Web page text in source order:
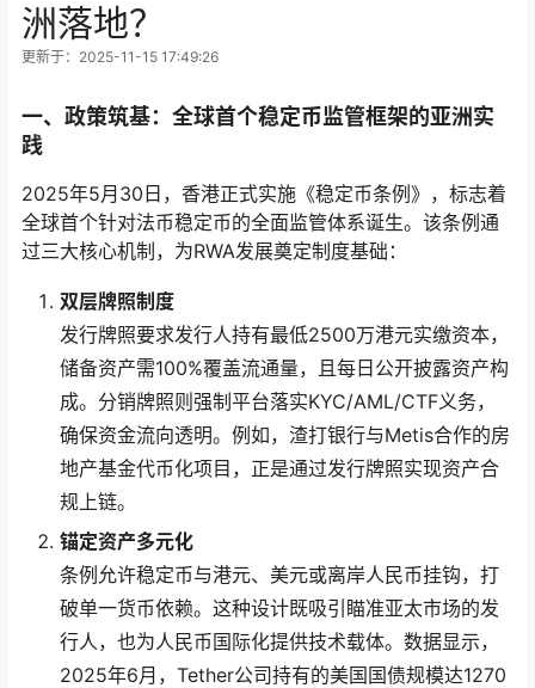
洲落地？
更新于：2025-11-15 17:49:26
一、政策筑基：全球首个稳定币监管框架的亚洲实
践
2025年5月30日，香港正式实施《稳定币条例》，标志着
全球首个针对法币稳定币的全面监管体系诞生。该条例通
过三大核心机制，为RWA发展奠定制度基础：
双层牌照制度
发行牌照要求发行人持有最低2500万港元实缴资本，
储备资产需100%覆盖流通量，且每日公开披露资产构
成。分销牌照则强制平台落实KYC/AML/CTF义务，
确保资金流向透明。例如，渣打银行与Metis合作的房
地产基金代币化项目，正是通过发行牌照实现资产合
规上链。
锚定资产多元化
条例允许稳定币与港元、美元或离岸人民币挂钩，打
破单一货币依赖。这种设计既吸引瞄准亚太市场的发
行人，也为人民币国际化提供技术载体。数据显示，
2025年6月，Tether公司持有的美国国债规模达1270